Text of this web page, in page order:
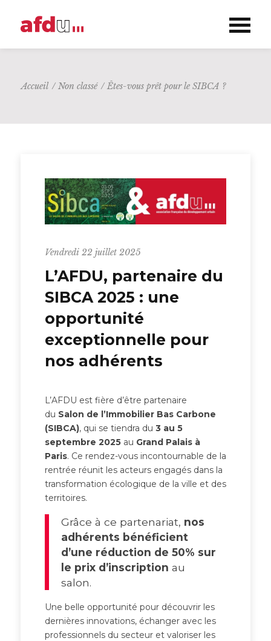
Accueil / Non classé / Êtes-vous prêt pour le SIBCA ?
Vendredi 22 juillet 2025
L’AFDU, partenaire du
SIBCA 2025 : une
opportunité
exceptionnelle pour
nos adhérents
L’AFDU est fière d’être partenaire
du Salon de l’Immobilier Bas Carbone
(SIBCA), qui se tiendra du 3 au 5
septembre 2025au Grand Palais à
Paris. Ce rendez-vous incontournable de la
rentrée réunit les acteurs engagés dans la
transformation écologique de la ville et des
territoires.
Grâce à ce partenariat, nos
adhérents bénéficient
d’une réduction de 50% sur
le prix d’inscription au
salon.
Une belle opportunité pour découvrir les
dernières innovations, échanger avec les
professionnels du secteur et valoriser les